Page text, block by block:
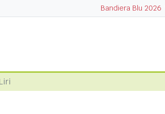
Bandiera Blu 2026